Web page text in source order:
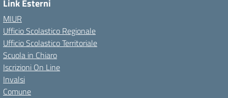
Link Esterni
MIUR
Ufficio Scolastico Regionale
Ufficio Scolastico Territoriale
Scuola in Chiaro
Iscrizioni On Line
Invalsi
Comune